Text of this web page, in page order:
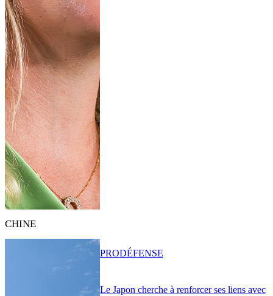
CHINE
Le Japon cherche à renforcer ses liens avec
PRODÉFENSE